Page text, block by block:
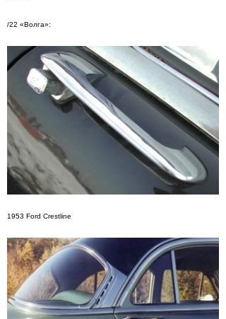
/22 «Волга»:
1953 Ford Crestline